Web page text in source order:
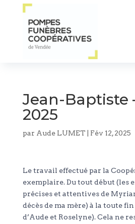
Jean-Baptiste
2025
par Aude LUMET Fév 12, 2025
Le travail effectué par la
exemplaire. Du tout début (les
précises et attentives de
décès de ma mère) à la toute
d’Aude et Roselyne). Cela ne